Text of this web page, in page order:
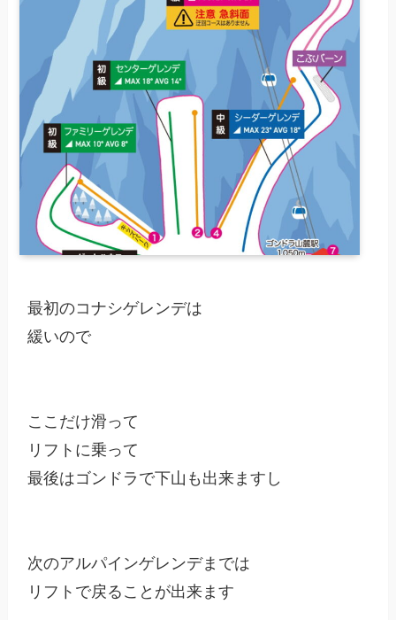
最初のコナシゲレンデは
緩いので
ここだけ滑って
リフトに乗って
最後はゴンドラで下山も出来ますし
次のアルパインゲレンデまでは
リフトで戻ることが出来ます